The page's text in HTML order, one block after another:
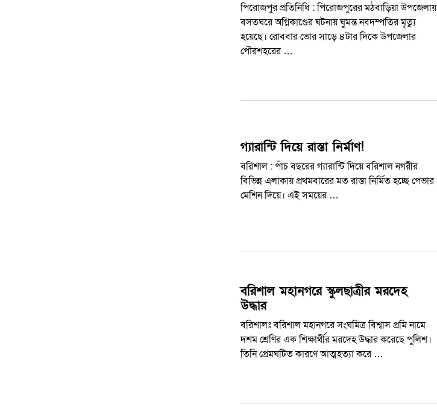
পিরােজপুর প্রতিনিধি : পিরোজপুরের মঠবাড়িয়া উপজেলায়
বসতঘরে অগ্নিকাণ্ডের ঘটনায় ঘুমন্ত নবদম্পতির মৃত্যু
হয়েছে। রোববার ভোর সাড়ে ৪টার দিকে উপজেলার
পৌরশহরের …
গ্যারান্টি দিয়ে রাস্তা নির্মাণ!
বরিশাল : পাঁচ বছরের গ্যারান্টি দিয়ে বরিশাল নগরীর
বিভিন্ন এলাকায় প্রথমবারের মত রাস্তা নির্মিত হচ্ছে পেভার
মেশিন দিয়ে। এই সময়ের …
বরিশাল মহানগরে স্কুলছাত্রীর মরদেহ
উদ্ধার
বরিশালঃ বরিশাল মহানগরে সংঘমিত্র বিশ্বাস প্রমি নামে
দশম শ্রেণির এক শিক্ষার্থীর মরদেহ উদ্ধার করেছে পুলিশ।
তিনি প্রেমঘটিত কারণে আত্মহত্যা করে …